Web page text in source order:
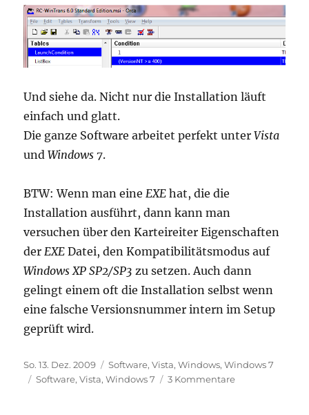
Und siehe da. Nicht nur die Installation läuft
einfach und glatt.
Die ganze Software arbeitet perfekt unterVista
undWindows 7.
BTW: Wenn man eine EXE hat, die die
Installation ausführt, dann kann man
versuchen über den Karteireiter Eigenschaften
der EXE Datei, den Kompatibilitätsmodus auf
Windows XP SP2/SP3 zu setzen. Auch dann
gelingt einem oft die Installation selbst wenn
eine falsche Versionsnummer intern im Setup
geprüft wird.
Veröffentlicht
am
So. 13. Dez. 2009 Kategorien
Software,Vista,Windows,Windows 7
Schlagwörter
Software,Vista,Windows 7 3 Kommentarezu